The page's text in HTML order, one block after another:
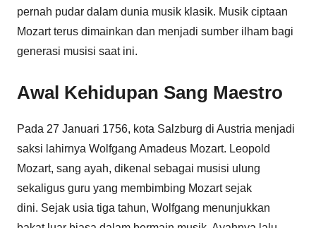
pernah pudar dalam dunia musik klasik. Musik ciptaan
Mozart terus dimainkan dan menjadi sumber ilham bagi
generasi musisi saat ini.
Awal Kehidupan Sang Maestro
Pada 27 Januari 1756, kota Salzburg di Austria menjadi
saksi lahirnya Wolfgang Amadeus Mozart. Leopold
Mozart, sang ayah, dikenal sebagai musisi ulung
sekaligus guru yang membimbing Mozart sejak
dini. Sejak usia tiga tahun, Wolfgang menunjukkan